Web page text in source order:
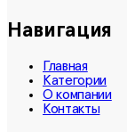
Навигация
Главная
Категории
О компании
Контакты